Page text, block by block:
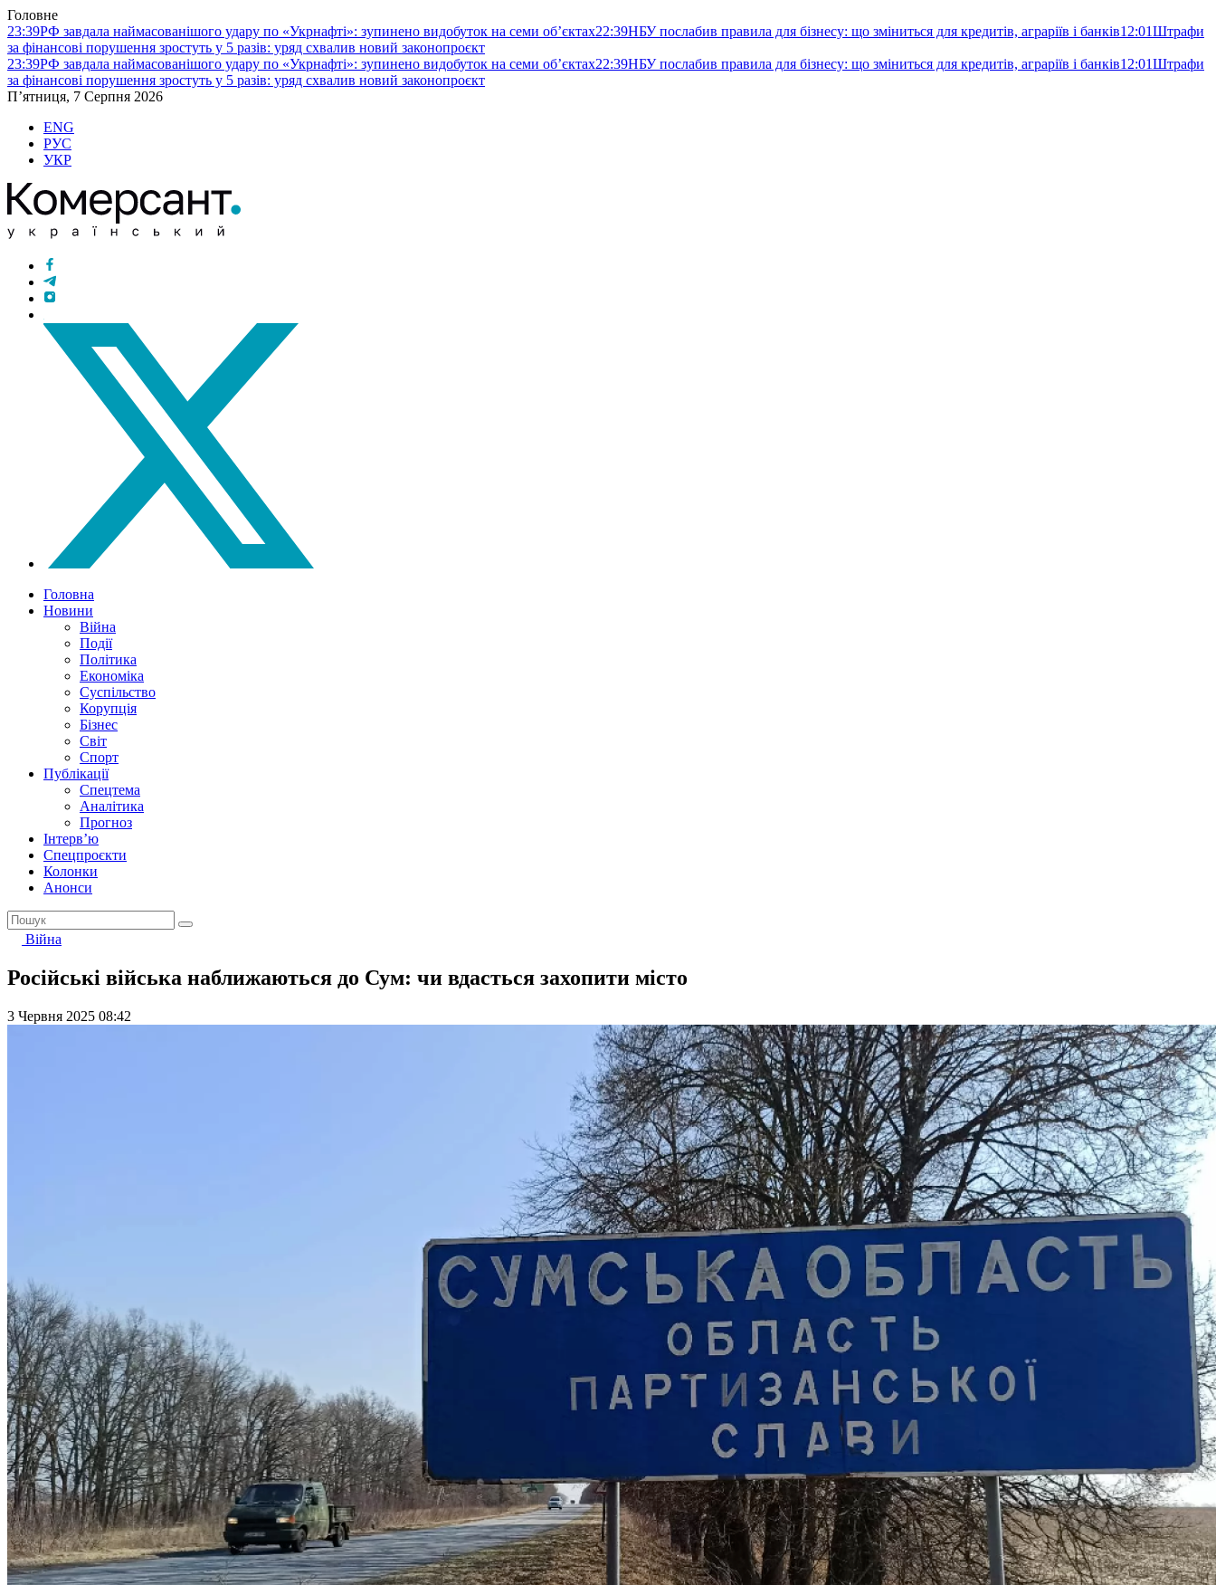
Головне
23:39РФ завдала наймасованішого удару по «Укрнафті»: зупинено видобуток на семи об’єктах22:39НБУ послабив правила для бізнесу: що зміниться для кредитів, аграріїв і банків12:01Штрафи
за фінансові порушення зростуть у 5 разів: уряд схвалив новий законопроєкт
23:39РФ завдала наймасованішого удару по «Укрнафті»: зупинено видобуток на семи об’єктах22:39НБУ послабив правила для бізнесу: що зміниться для кредитів, аграріїв і банків12:01Штрафи
за фінансові порушення зростуть у 5 разів: уряд схвалив новий законопроєкт
П’ятниця, 7 Серпня 2026
ENG
РУС
УКР
Головна
Новини
Війна
Події
Політика
Економіка
Суспільство
Корупція
Бізнес
Світ
Спорт
Публікації
Спецтема
Аналітика
Прогноз
Інтерв’ю
Спецпроєкти
Колонки
Анонси
Війна
Російські війська наближаються до Сум: чи вдасться захопити місто
3 Червня 2025 08:42